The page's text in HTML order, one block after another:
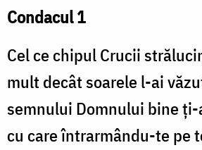
Condacul 1
Cel ce chipul Crucii
mult decât soarele l-ai
semnului Domnului bine
cu care întrarmându-te pe